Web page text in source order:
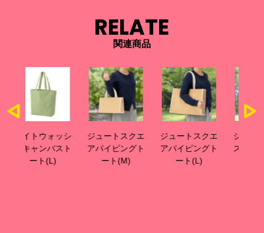
RELATE
関連商品
ジュートスクエ
アパイピングト
ート(M)
ジュートスクエ
アパイピングト
ート(L)
ジュートレザー
スタイルハンド
ルトート